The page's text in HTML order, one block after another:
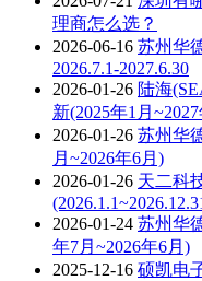
理商怎么选？
2026-06-16 苏州华
2026.7.1-2027.6.30
2026-01-26 陆海
新(2025年1月
2026-01-26 苏州华
月~2026年6月)
2026-01-26 天二科
2026-01-24 苏州华
年7月~2026年6月)
2025-12-16 硕凯电